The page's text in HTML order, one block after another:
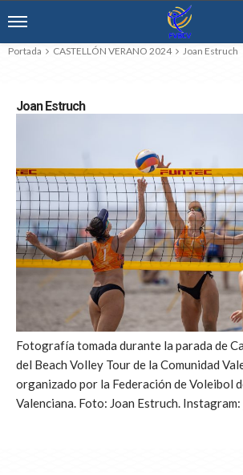
Portada CASTELLÓN VERANO 2024 Joan Estruch
Joan Estruch
Fotografía tomada durante la parada de
del Beach Volley Tour de la Comunidad
organizado por la Federación de Voleibol
Valenciana. Foto: Joan Estruch.